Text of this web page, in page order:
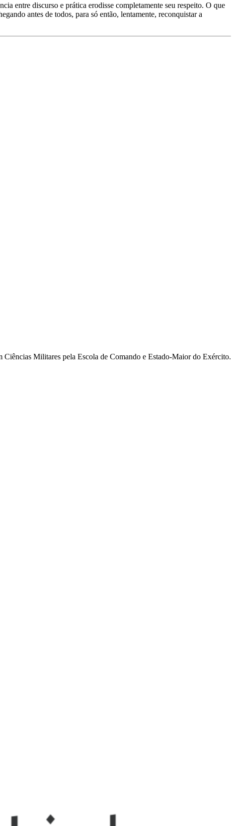
entre discurso e prática erodisse completamente seu respeito. O que
antes de todos, para só então, lentamente, reconquistar a
Militares pela Escola de Comando e Estado-Maior do Exército.